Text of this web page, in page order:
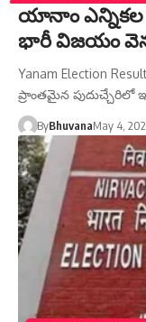
యానాం ఎన్నికల
భారీ విజయం
Yanam Election
ప్రాంతమైన పుదుచ్చేరిలో
ByBhuvanaMay 4,